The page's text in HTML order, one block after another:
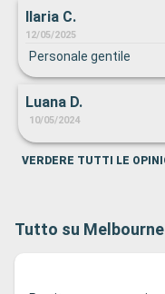
Ilaria C.
12/05/2025
Personale gentile
Luana D.
10/05/2024
VERDERE TUTTI LE
Tutto su Melbourne